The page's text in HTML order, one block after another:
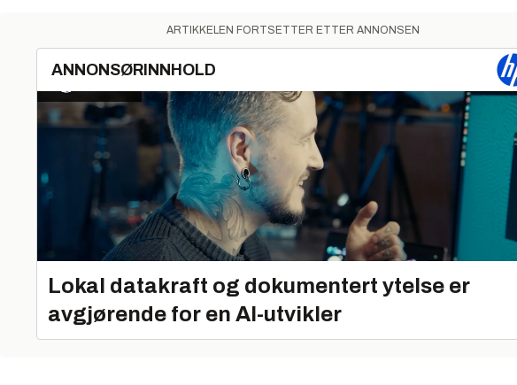
ARTIKKELEN FORTSETTER ETTER ANNONSEN
ANNONSØRINNHOLD
Lokal datakraft og dokumentert ytelse er
avgjørende for en AI-utvikler